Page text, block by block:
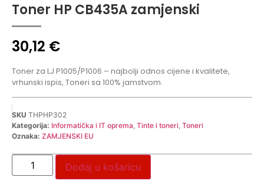
Toner HP CB435A zamjenski
30,12 €
Toner za LJ P1005/P1006 – najbolji odnos cijene i kvalitete,
vrhunski ispis, Toneri sa 100% jamstvom.
SKU THPHP302
Kategorija: Informatička i IT oprema Tinte i toneri Toneri
Oznaka: ZAMJENSKI EU
Dodaj u košaricu